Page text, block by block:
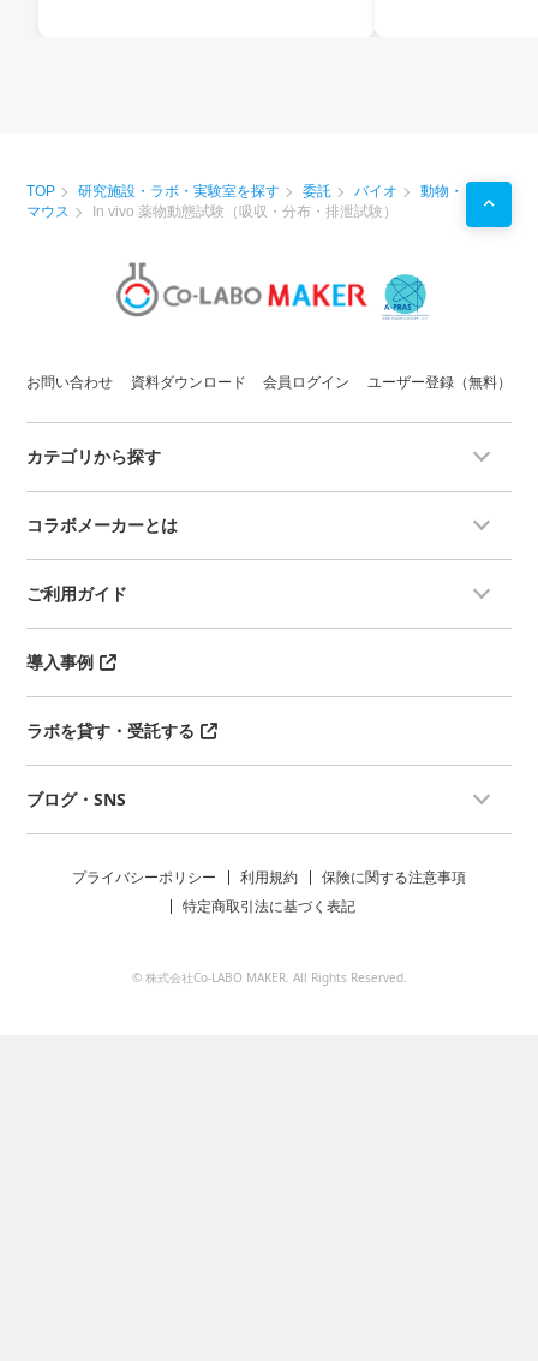
TOP 研究施設・ラボ・実験室を探す 委託 バイオ
動物・
マウス
In vivo 薬物動態試験（吸収・分布・排泄試験）
お問い合わせ 資料ダウンロード 会員ログイン ユーザー登録（無料）
カテゴリから探す
コラボメーカーとは
ご利用ガイド
導入事例
ラボを貸す・受託する
ブログ・SNS
プライバシーポリシー 利用規約
保険に関する注意事項
特定商取引法に基づく表記
© 株式会社Co-LABO MAKER. All Rights Reserved.